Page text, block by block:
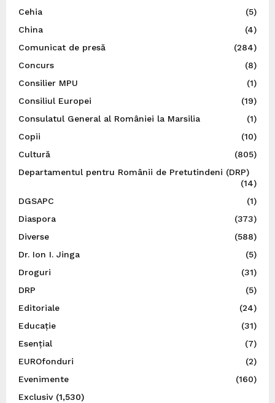
Cehia
(5)
China
(4)
Comunicat de presă
(284)
Concurs
(8)
Consilier MPU
(1)
Consiliul Europei
(19)
Consulatul General al României la Marsilia
(1)
Copii
(10)
Cultură
(805)
Departamentul pentru Românii de Pretutindeni (DRP)
(14)
DGSAPC
(1)
Diaspora
(373)
Diverse
(588)
Dr. Ion I. Jinga
(5)
Droguri
(31)
DRP
(5)
Editoriale
(24)
Educație
(31)
Esențial
(7)
EUROfonduri
(2)
Evenimente
(160)
Exclusiv(1,530)